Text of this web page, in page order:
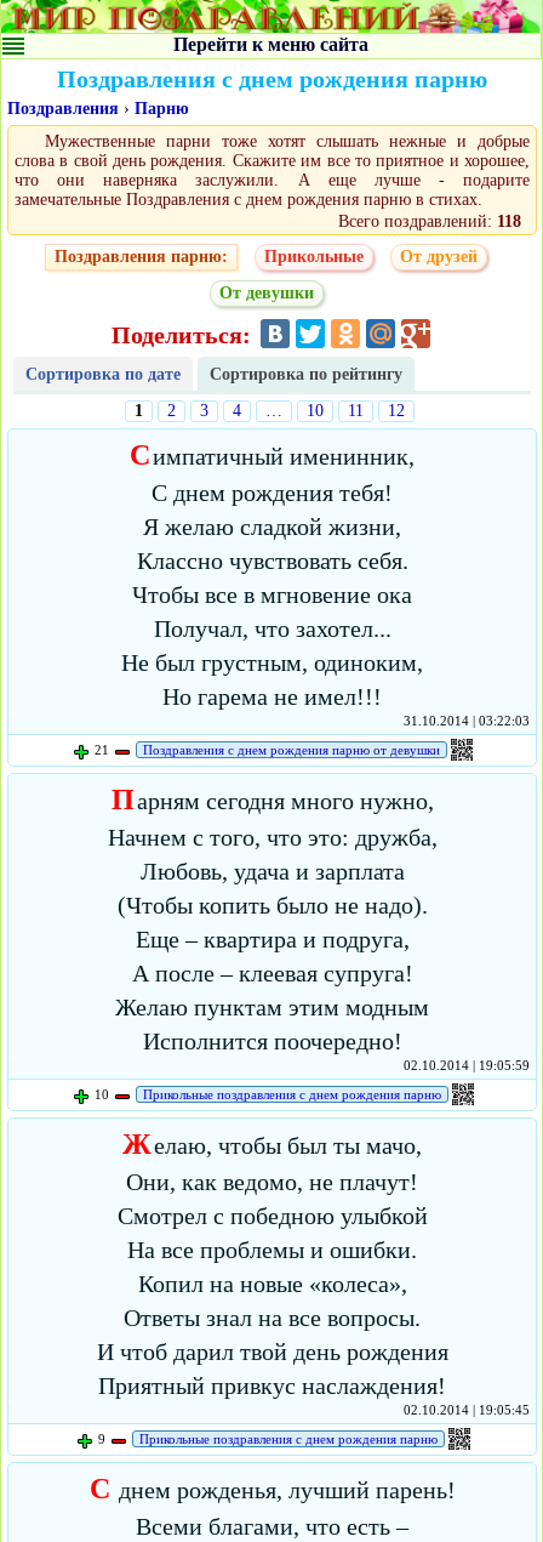
Перейти к меню сайта
Поздравления с днем рождения парню
Поздравления › Парню
Мужественные парни тоже хотят слышать нежные и добрые
слова в свой день рождения. Скажите им все то приятное и хорошее,
что они наверняка заслужили. А еще лучше - подарите
замечательные Поздравления с днем рождения парню в стихах.
Всего поздравлений: 118
Поздравления парню:
Прикольные
От друзей
От девушки
Поделиться:
Сортировка по дате
Сортировка по рейтингу
1
2 3 4 … 10 11 12
Симпатичный именинник,
С днем рождения тебя!
Я желаю сладкой жизни,
Классно чувствовать себя.
Чтобы все в мгновение ока
Получал, что захотел...
Не был грустным, одиноким,
Но гарема не имел!!!
31.10.2014 | 03:22:03
21
Поздравления с днем рождения парню от девушки
Парням сегодня много нужно,
Начнем с того, что это: дружба,
Любовь, удача и зарплата
(Чтобы копить было не надо).
Еще – квартира и подруга,
А после – клеевая супруга!
Желаю пунктам этим модным
Исполнится поочередно!
02.10.2014 | 19:05:59
10
Прикольные поздравления с днем рождения парню
Желаю, чтобы был ты мачо,
Они, как ведомо, не плачут!
Смотрел с победною улыбкой
На все проблемы и ошибки.
Копил на новые «колеса»,
Ответы знал на все вопросы.
И чтоб дарил твой день рождения
Приятный привкус наслаждения!
02.10.2014 | 19:05:45
9
Прикольные поздравления с днем рождения парню
С днем рожденья, лучший парень!
Всеми благами, что есть –